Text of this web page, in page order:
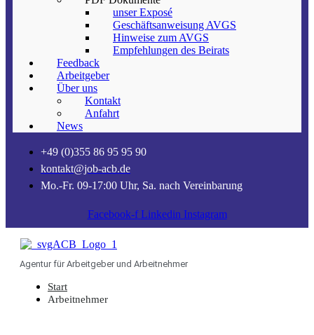
unser Exposé
Geschäftsanweisung AVGS
Hinweise zum AVGS
Empfehlungen des Beirats
Feedback
Arbeitgeber
Über uns
Kontakt
Anfahrt
News
+49 (0)355 86 95 95 90
kontakt@job-acb.de
Mo.-Fr. 09-17:00 Uhr, Sa. nach Vereinbarung
Facebook-f Linkedin Instagram
Agentur für Arbeitgeber und Arbeitnehmer
Start
Arbeitnehmer